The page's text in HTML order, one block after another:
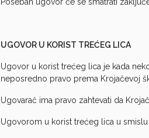
UGOVOR U KORIST TREĆEG LICA
Ugovor u korist trećeg lica je kada
neposredno pravo prema Krojačevoj
Ugovarač ima pravo zahtevati da
Ugovorom u korist trećeg lica u